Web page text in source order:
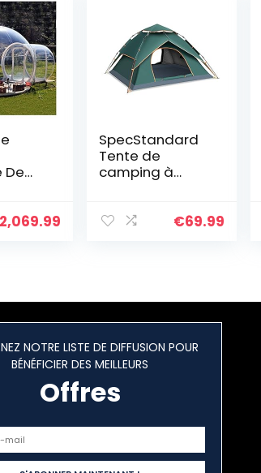
De
Libre
2,069.99
SpecStandard
Tente de
camping à
Tente à dôme
facile à monter
Idéale pour la
la plage
€69.99
NOTRE LISTE DE DIFFUSION POUR
BÉNÉFICIER DES MEILLEURS
Offres